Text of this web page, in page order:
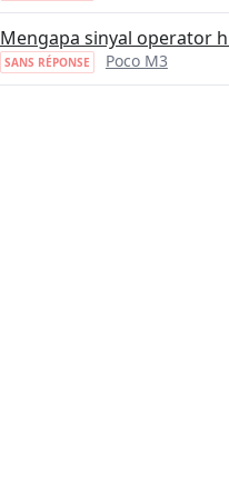
Mengapa sinyal operator
SANS RÉPONSE Poco M3